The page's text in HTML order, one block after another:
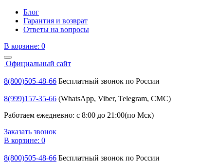
Блог
Гарантия и возврат
Ответы на вопросы
В корзине: 0
Официальный сайт
8(800)505-48-66 Бесплатный звонок по России
8(999)157-35-66 (WhatsApp, Viber, Telegram, СМС)
Работаем ежедневно: с 8:00 до 21:00(по Мск)
Заказать звонок
В корзине: 0
8(800)505-48-66 Бесплатный звонок по России